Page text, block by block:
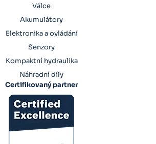
Válce
Akumulátory
Elektronika a ovládání
Senzory
Kompaktní hydraulika
Náhradní díly
Certifikovaný partner